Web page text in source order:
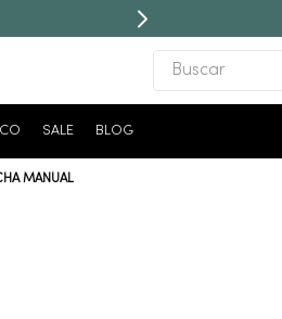
Buscar
SALE BLOG
MANUAL